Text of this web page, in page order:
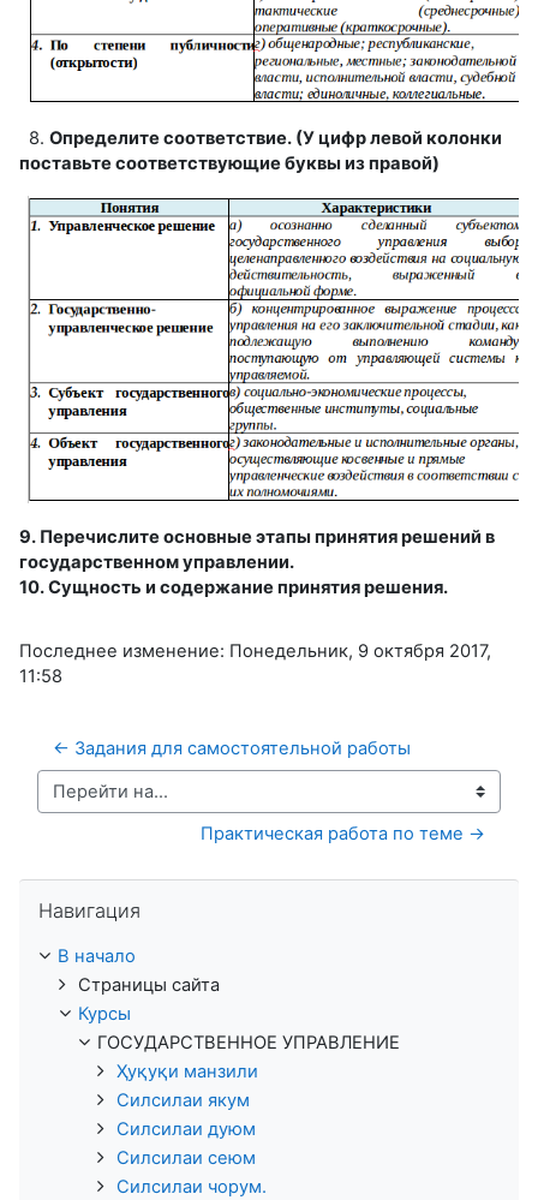
8. Определите соответствие. (У цифр левой колонки
поставьте соответствующие буквы из правой)
9. Перечислите основные этапы принятия решений в
государственном управлении.
10. Сущность и содержание принятия решения.
Последнее изменение: Понедельник, 9 октября 2017,
11:58
← Задания для самостоятельной работы
Перейти на...
Практическая работа по теме →
Навигация
В начало
Страницы сайта
Курсы
ГОСУДАРСТВЕННОЕ УПРАВЛЕНИЕ
Ҳуқуқи манзили
Силсилаи якум
Силсилаи дуюм
Силсилаи сеюм
Силсилаи чорум.